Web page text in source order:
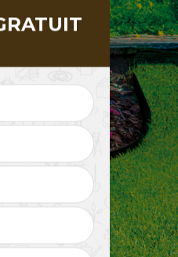
Pose de gazon en
rouleau 27